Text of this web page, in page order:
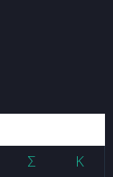
Σ
Κ